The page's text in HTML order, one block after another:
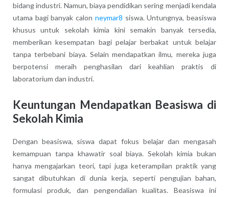
bidang industri. Namun, biaya pendidikan sering menjadi kendala
utama bagi banyak calon neymar8 siswa. Untungnya, beasiswa
khusus untuk sekolah kimia kini semakin banyak tersedia,
memberikan kesempatan bagi pelajar berbakat untuk belajar
tanpa terbebani biaya. Selain mendapatkan ilmu, mereka juga
berpotensi meraih penghasilan dari keahlian praktis di
laboratorium dan industri.
Keuntungan Mendapatkan Beasiswa di
Sekolah Kimia
Dengan beasiswa, siswa dapat fokus belajar dan mengasah
kemampuan tanpa khawatir soal biaya. Sekolah kimia bukan
hanya mengajarkan teori, tapi juga keterampilan praktik yang
sangat dibutuhkan di dunia kerja, seperti pengujian bahan,
formulasi produk, dan pengendalian kualitas. Beasiswa ini